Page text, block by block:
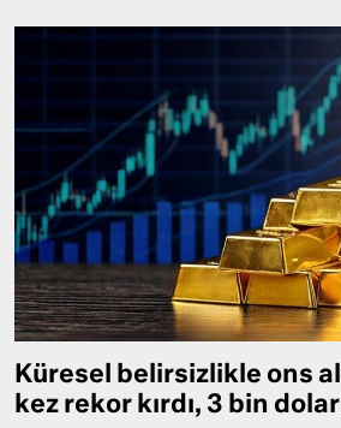
Küresel belirsizlikle ons
kez rekor kırdı, 3 bin